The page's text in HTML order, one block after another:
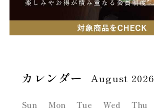
August 2026
Sun Mon Tue Wed Thu